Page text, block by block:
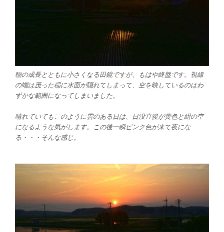
稲の成長とともに小さくなる田鏡ですが、もはや終盤です。視線
の端は茂った稲に水面が隠れてしまって、空を映しているのはわ
ずかな範囲になってしまいました。
晴れていてもこのように雲のある日は、日没直後が黄色と紺の空
になるような気がします。この後一瞬ピンク色が来て夜にな
る・・・そんな感じ。